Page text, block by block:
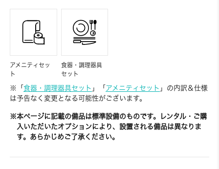
アメニティセッ
ト
食器・調理器具
セット
※「 食器・調理器具セット 」「 アメニティセット 」の内訳＆仕様
は予告なく変更となる可能性がございます。
※本ページに記載の備品は標準設備のものです。レンタル・ご購
入いただいたオプションにより、設置される備品は異なりま
す。あらかじめご了承ください。